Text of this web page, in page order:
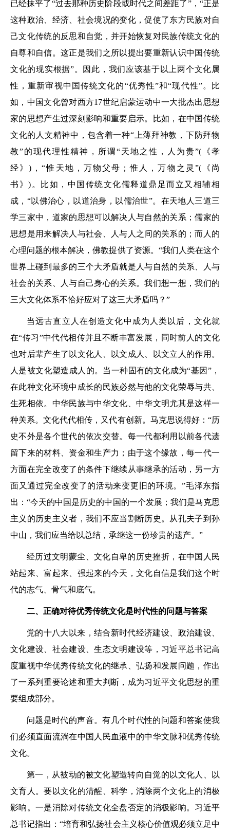
已经抹平了“过去那种历史阶段或时代之间差距了”，“正是
这种政治、经济、社会境况的变化，促使了东方民族对自
己文化传统的反思和自觉，并开始恢复对民族传统文化的
自尊和自信。这正是我们之所以提出要重新认识中国传统
文化的现实根据”。因此，我们应该基于以上两个文化属
性，重新审视中国传统文化的“优秀性”和“现代性”。比
如，中国文化曾对西方17世纪启蒙运动中一大批杰出思想
家的思想产生过深刻影响和重要启示。比如，在中国传统
文化的人文精神中，包含着一种“上薄拜神教，下防拜物
教”的现代理性精神，所谓“天地之性，人为贵”(《孝
经》)，“惟天地，万物父母；惟人，万物之灵”(《尚
书》)。比如，中国传统文化儒释道鼎足而立又相辅相
成，“以佛治心，以道治身，以儒治世”。在天地人三道三
学三家中，道家的思想可以解决人与自然的关系；儒家的
思想是用来解决人与社会、人与人之间的关系的；而人的
心理问题的根本解决，佛教提供了资源。“我们人类在这个
世界上碰到最多的三个大矛盾就是人与自然的关系、人与
社会的关系、人与自己身心的关系。我们想一想，我们的
三大文化体系不恰好应对了这三大矛盾吗？”
当远古直立人在创造文化中成为人类以后，文化就
在“传习”中代代相传并且不断丰富发展，同时前人的文化
也对后辈产生了以文化人、以文成人、以文立人的作用。
人是被文化塑造成人的。当一种固有的文化成为“基因”，
在此种文化环境中成长的民族必然与他的文化荣辱与共、
生死相依。中华民族与中华文化、中华文明尤其是这样一
种关系。文化代代相传，又代有创新。马克思说得好：“历
史不外是各个世代的依次交替。每一代都利用以前各代遗
留下来的材料、资金和生产力；由于这个缘故，每一代一
方面在完全改变了的条件下继续从事继承的活动，另一方
面又通过完全改变了的活动来变更旧的环境。”毛泽东指
出：“今天的中国是历史的中国的一个发展；我们是马克思
主义的历史主义者，我们不应当割断历史。从孔夫子到孙
中山，我们应当给以总结，承继这一份珍贵的遗产。”
经历过文明蒙尘、文化自卑的历史挫折，在中国人民
站起来、富起来、强起来的今天，文化自信是我们这个时
代的志气、骨气和底气。
二、正确对待优秀传统文化是时代性的问题与答案
党的十八大以来，结合新时代经济建设、政治建设、
文化建设、社会建设、生态文明建设等，习近平总书记高
度重视中华优秀传统文化的继承、弘扬和发展问题，作出
了一系列重要论述和重大判断，成为习近平文化思想的重
要组成部分。
问题是时代的声音。有几个时代性的问题和答案使我
们必须直面流淌在中国人民血液中的中华文脉和优秀传统
文化。
第一，从被动的被文化塑造转向自觉的以文化人、以
文育人。要以文化的清醒、科学，消除两个文化上的消极
影响。一是消除对传统文化全盘否定的消极影响。习近平
总书记指出：“培育和弘扬社会主义核心价值观必须立足中